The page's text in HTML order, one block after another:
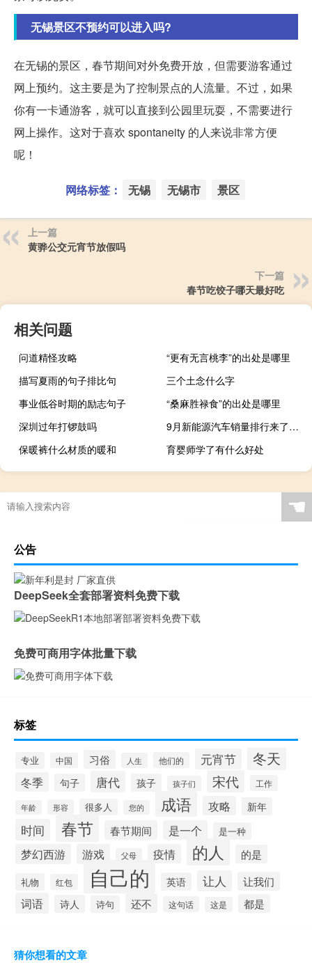
无锡景区不预约可以进入吗?
在无锡的景区，春节期间对外免费开放，但需要游客通过
网上预约。这主要是为了控制景点的人流量。不过，如果
你有一卡通游客，就可以直接到公园里玩耍，不需要进行
网上操作。这对于喜欢 spontaneity 的人来说非常方便
呢！
网络标签： 无锡 无锡市 景区
上一篇
黄骅公交元宵节放假吗
下一篇
春节吃饺子哪天最好吃
相关问题
问道精怪攻略
“更有无言桃李”的出处是哪里
描写夏雨的句子排比句
三个土念什么字
事业低谷时期的励志句子
“桑麻胜禄食”的出处是哪里
深圳过年打锣鼓吗
9月新能源汽车销量排行来了！比亚迪独占四分之一 遥遥领先
保暖裤什么材质的暖和
育婴师学了有什么好处
☚
公告
DeepSeek全套部署资料免费下载
免费可商用字体批量下载
标签
专业 中国 习俗 人生 他们的 元宵节 冬天
冬季 句子 唐代 孩子 孩子们 宋代 工作
年龄 形容 很多人 您的 成语 攻略 新年
时间 春节 春节期间 是一个 是一种
梦幻西游 游戏 父母 疫情 的人 的是
礼物 红包 自己的 英语 让人 让我们
词语 诗人 诗句 还不 这句话 这是 都是
猜你想看的文章